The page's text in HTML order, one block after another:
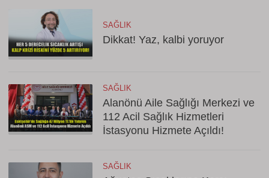
SAĞLIK
Dikkat! Yaz, kalbi yoruyor
SAĞLIK
Alanönü Aile Sağlığı Merkezi ve
112 Acil Sağlık Hizmetleri
İstasyonu Hizmete Açıldı!
SAĞLIK